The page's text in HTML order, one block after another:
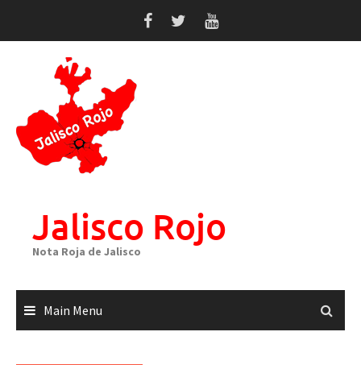
Jalisco Rojo
Nota Roja de Jalisco
Main Menu